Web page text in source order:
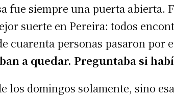
fue siempre una puerta abierta.
suerte en Pereira: todos
cuarenta personas pasaron por
a quedar. Preguntaba si
los domingos solamente, sino